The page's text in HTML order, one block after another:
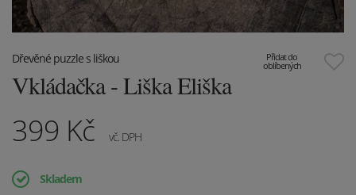
Přidat do
oblíbených
Dřevěné puzzle s liškou
Vkládačka - Liška Eliška
399 Kč vč. DPH
Skladem